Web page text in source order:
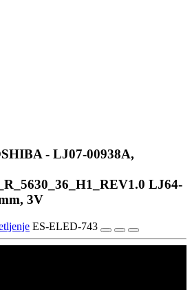
- LJ07-00938A,
LJ64-
3V
ES-ELED-743